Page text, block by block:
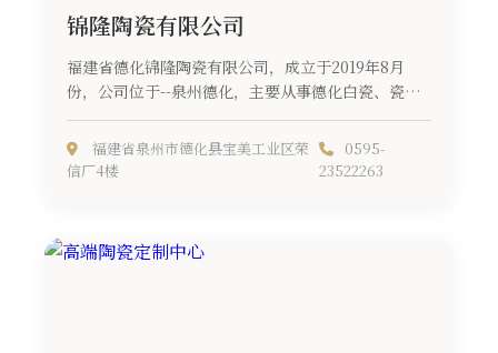
锦隆陶瓷有限公司
福建省德化锦隆陶瓷有限公司，成立于2019年8月
份，公司位于--泉州德化，主要从事德化白瓷、瓷雕
佛像、瓷花摆件、日用瓷...
福建省泉州市德化县宝美工业区荣
信厂4楼
0595-
23522263